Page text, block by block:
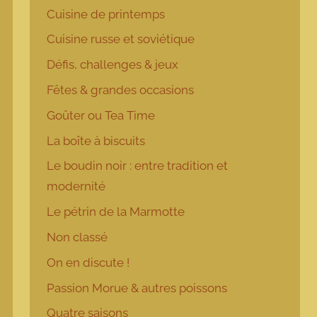
Cuisine de printemps
Cuisine russe et soviétique
Défis, challenges & jeux
Fêtes & grandes occasions
Goûter ou Tea Time
La boîte à biscuits
Le boudin noir : entre tradition et
modernité
Le pétrin de la Marmotte
Non classé
On en discute !
Passion Morue & autres poissons
Quatre saisons